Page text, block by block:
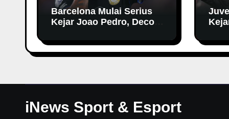
Barcelona Mulai Serius
Kejar Joao Pedro, Deco
Negosiasi
iNews Sport & Esport